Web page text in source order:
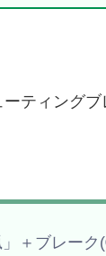
ティング
＋ブレーク